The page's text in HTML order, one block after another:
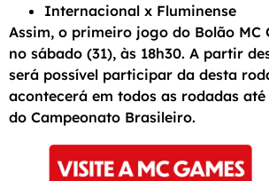
Internacional x Fluminense
Assim, o primeiro jogo do Bolão MC
no sábado (31), às 18h30. A partir
será possível participar da desta
acontecerá em todos as rodadas
do Campeonato Brasileiro.